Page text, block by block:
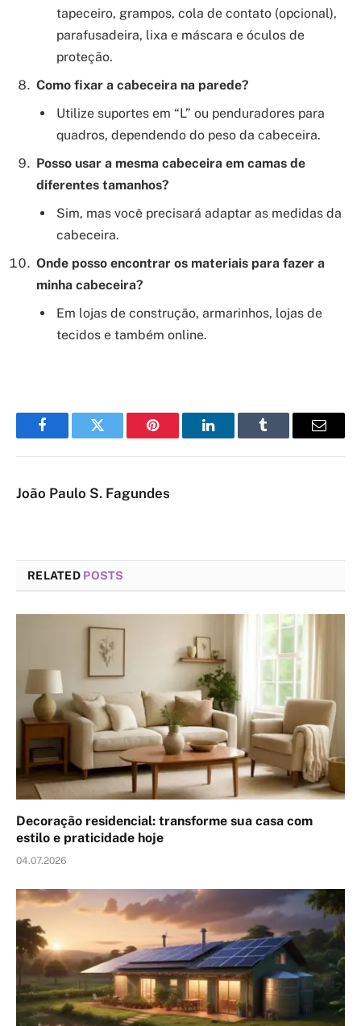
tapeceiro, grampos, cola de contato (opcional),
parafusadeira, lixa e máscara e óculos de
proteção.
Como fixar a cabeceira na parede?
Utilize suportes em “L” ou penduradores para
quadros, dependendo do peso da cabeceira.
Posso usar a mesma cabeceira em camas de
diferentes tamanhos?
Sim, mas você precisará adaptar as medidas da
cabeceira.
Onde posso encontrar os materiais para fazer a
minha cabeceira?
Em lojas de construção, armarinhos, lojas de
tecidos e também online.
FacebookTwitter Pinterest LinkedInTumblr Email
João Paulo S. Fagundes
RELATED POSTS
Decoração residencial: transforme sua casa com
estilo e praticidade hoje
04.07.2026